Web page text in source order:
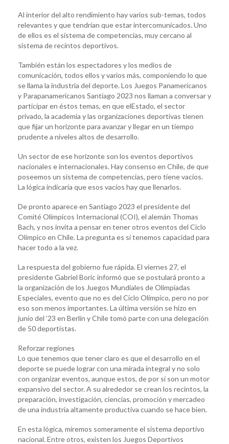
Al interior del alto rendimiento hay varios sub-temas, todos
relevantes y que tendrían que estar intercomunicados. Uno
de ellos es el sistema de competencias, muy cercano al
sistema de recintos deportivos.
También están los espectadores y los medios de
comunicación, todos ellos y varios más, componiendo lo que
se llama la industria del deporte. Los Juegos Panamericanos
y Parapanamericanos Santiago 2023 nos llaman a conversar y
participar en éstos temas, en que elEstado, el sector
privado, la academia y las organizaciones deportivas tienen
que fijar un horizonte para avanzar y llegar en un tiempo
prudente a niveles altos de desarrollo.
Un sector de ese horizonte son los eventos deportivos
nacionales e internacionales. Hay consenso en Chile, de que
poseemos un sistema de competencias, pero tiene vacíos.
La lógica indicaría que esos vacíos hay que llenarlos.
De pronto aparece en Santiago 2023 el presidente del
Comité Olímpicos Internacional (COI), el alemán Thomas
Bach, y nos invita a pensar en tener otros eventos del Ciclo
Olímpico en Chile. La pregunta es si tenemos capacidad para
hacer todo a la vez.
La respuesta del gobierno fue rápida. El viernes 27, el
presidente Gabriel Boric informó que se postulará pronto a
la organización de los Juegos Mundiales de Olimpiadas
Especiales, evento que no es del Ciclo Olímpico, pero no por
eso son menos importantes. La última versión se hizo en
junio del ’23 en Berlín y Chile tomó parte con una delegación
de 50 deportistas.
Reforzar regiones
Lo que tenemos que tener claro es que el desarrollo en el
deporte se puede lograr con una mirada integral y no solo
con organizar eventos, aunque estos, de por sí son un motor
expansivo del sector. A su alrededor se crean los recintos, la
preparación, investigación, ciencias, promoción y mercadeo
de una industria altamente productiva cuando se hace bien.
En esta lógica, miremos someramente el sistema deportivo
nacional. Entre otros, existen los Juegos Deportivos